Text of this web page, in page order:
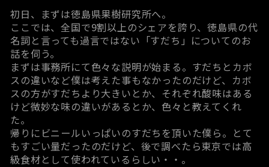
初日、まずは徳島県果樹研究所へ。
ここでは、全国で9割以上のシェアを誇り、徳島県の代
名詞と言っても過言ではない「すだち」についてのお
話を伺う。
まずは事務所にて色々な説明が始まる。すだちとカボ
スの違いなど僕は考えた事もなかったのだけど、カボ
スの方がすだちより大きいとか、それぞれ酸味はある
けど微妙な味の違いがあるとか、色々と教えてくれ
た。
帰りにビニールいっぱいのすだちを頂いた僕ら。とて
もすごい量だったのだけど、後で調べたら東京では高
級食材として使われているらしい・・。